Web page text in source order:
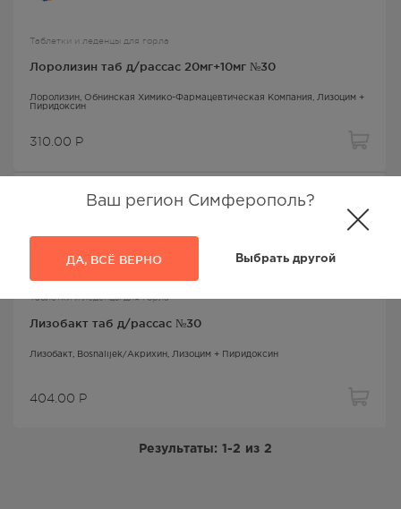
Ваш регион Симферополь?
ДА, ВСЁ ВЕРНО Выбрать другой
Таблетки и леденцы для горла
Лоролизин таб д/рассас 20мг+10мг №30
Лоролизин , Обнинская Химико-Фармацевтическая Компания, Лизоцим +
Пиридоксин
310.00 Р
Таблетки и леденцы для горла
Лизобакт таб д/рассас №30
Лизобакт, Bosnalijek/Акрихин, Лизоцим + Пиридоксин
404.00 Р
Результаты: 1-2 из 2